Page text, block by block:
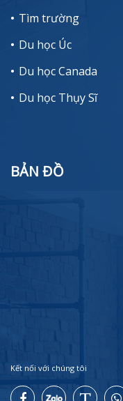
Tìm trường
Du học Úc
Du học Canada
Du học Thụy Sĩ
BẢN ĐỒ
Kết nối với chúng tôi